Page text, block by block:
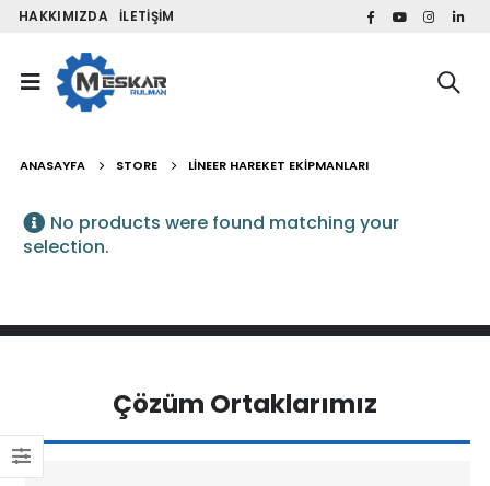
HAKKIMIZDA İLETIŞIM
ANASAYFA STORE LINEER HAREKET EKIPMANLARI
No products were found matching your
selection.
Çözüm Ortaklarımız